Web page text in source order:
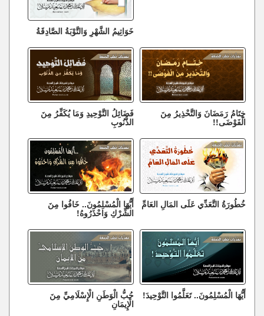
خَوَاتِيمُ الشَّهْرِ وَالتَّوْبَةُ الصَّادِقَةُ
خِتَامُ رَمَضَانَ وَالتَّحْذِيرُ مِنَ
الْفَوْضَى!!
فَضَائِلُ التَّوْحِيدِ وَمَا يُكَفِّرُ مِنَ
الذُّنُوبِ
خُطُورَةُ التَّعَدِّي عَلَى المَالِ العَامِّ أَيُّهَا الْمُسْلِمُونَ.. خَافُوا مِنَ
الشِّرْكِ وَاحْذَرُوهُ!
أَيُّهَا الْمُسْلِمُونَ.. تَعَلَّمُوا التَّوْحِيدَ! حُبُّ الْوَطَنِ الْإِسْلَامِيِّ مِنَ
الْإِيمَانِ